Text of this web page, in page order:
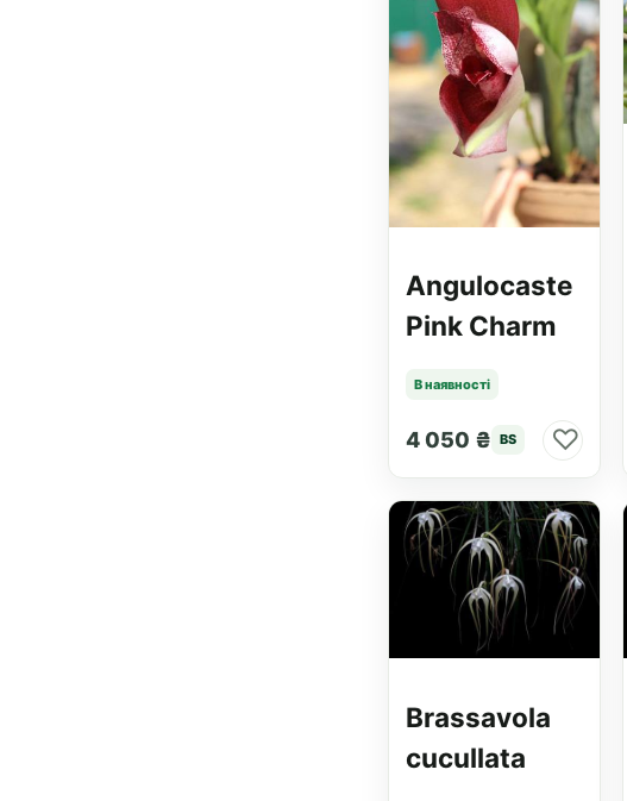
Angulocaste
Pink Charm
В наявності
4 050 ₴ BS ♡
Brassavola
cucullata